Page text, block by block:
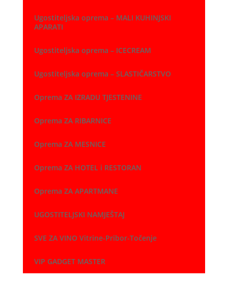
Ugostiteljska oprema – MALI KUHINJSKI
APARATI
Ugostiteljska oprema – ICECREAM
Ugostiteljska oprema – SLASTIČARSTVO
Oprema ZA IZRADU TJESTENINE
Oprema ZA RIBARNICE
Oprema ZA MESNICE
Oprema ZA HOTEL i RESTORAN
Oprema ZA APARTMANE
UGOSTITELJSKI NAMJEŠTAJ
SVE ZA VINO Vitrine-Pribor-Točenje
VIP GADGET MASTER